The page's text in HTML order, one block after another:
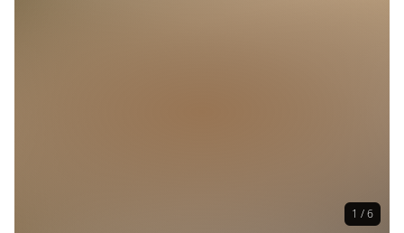
1 / 6